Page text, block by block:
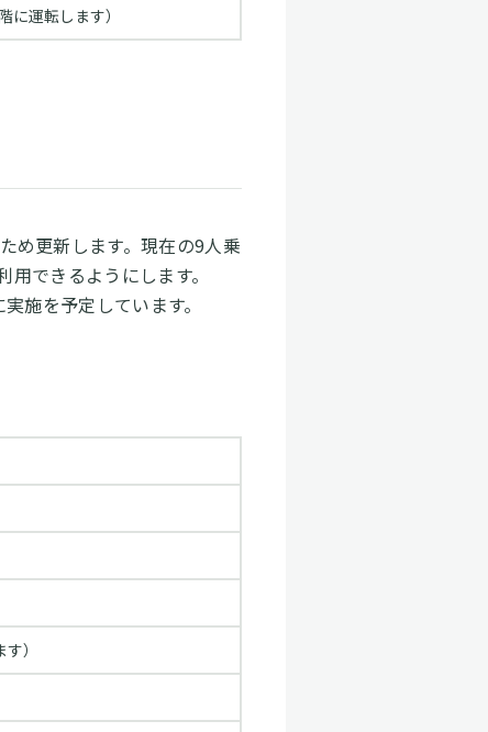
運転します）
め更新します。現在の9⼈乗
できるようにします。
施を予定しています。
）